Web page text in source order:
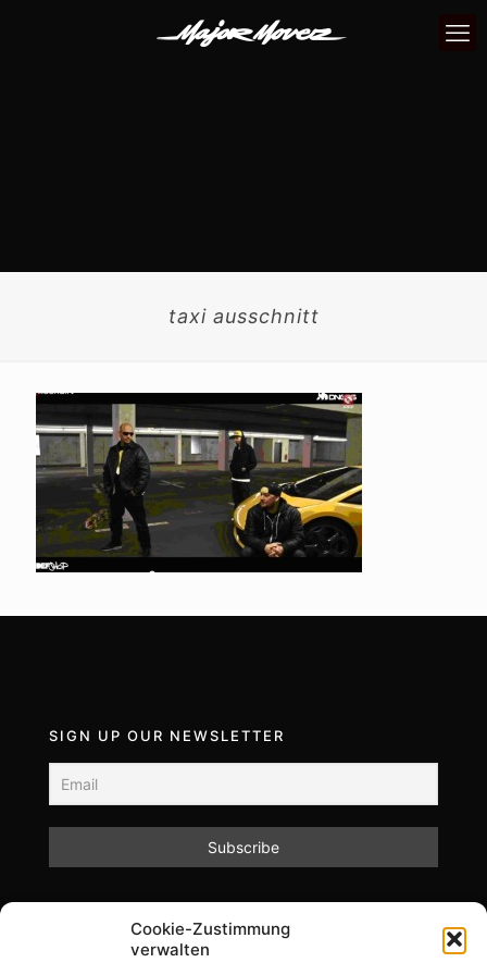
Cookie-Zustimmung
verwalten
taxi ausschnitt
SIGN UP OUR NEWSLETTER
unsere Datenschutzrichtlinien.